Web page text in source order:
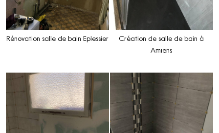
Rénovation salle de bain Eplessier
Création de salle de bain à
Amiens